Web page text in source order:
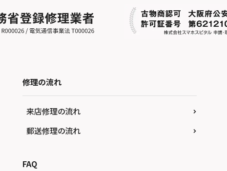
修理の流れ
来店修理の流れ
郵送修理の流れ
FAQ